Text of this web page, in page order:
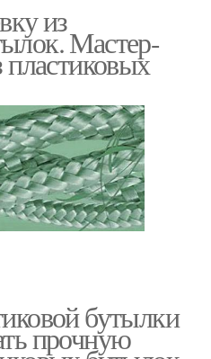
из
Мастер-
пластиковых
бутылки
прочную